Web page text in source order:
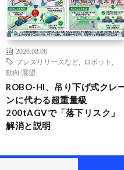
2026.08.06
プレスリリースなど
ロボット
動向/展望
ROBO-HI、吊り下げ式クレ
ンに代わる超重量級
200tAGVで「落下リスク」
解消と説明